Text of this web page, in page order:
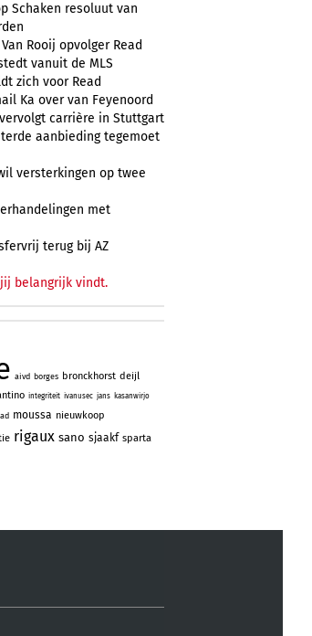
Schaken resoluut van
Rooij opvolger Read
vanuit de MLS
zich voor Read
Ka over van Feyenoord
carrière in Stuttgart
aanbieding tegemoet
versterkingen op twee
met
terug bij AZ
belangrijk vindt.
aivd borges bronckhorst deijl
integriteit ivanusec jans kasanwirjo
moussa nieuwkoop
rigaux sano sjaakf sparta